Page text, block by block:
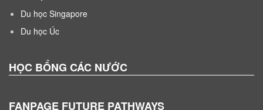
Du học Singapore
Du học Úc
HỌC BỔNG CÁC NƯỚC
FANPAGE FUTURE PATHWAYS